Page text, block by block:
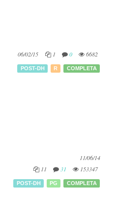
06/02/15 1 0 6682
POST-DH R COMPLETA
11/06/14
11
31 153347
POST-DH PG COMPLETA